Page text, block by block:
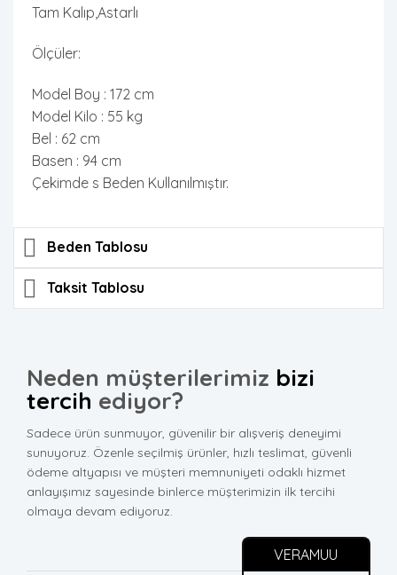
Tam Kalıp,Astarlı
Ölçüler:
Model Boy : 172 cm
Model Kilo : 55 kg
Bel : 62 cm
Basen : 94 cm
Çekimde s Beden Kullanılmıştır.
Beden Tablosu
Taksit Tablosu
Neden müşterilerimiz bizi
tercih ediyor?
Sadece ürün sunmuyor, güvenilir bir alışveriş deneyimi
sunuyoruz. Özenle seçilmiş ürünler, hızlı teslimat, güvenli
ödeme altyapısı ve müşteri memnuniyeti odaklı hizmet
anlayışımız sayesinde binlerce müşterimizin ilk tercihi
olmaya devam ediyoruz.
VERAMUU